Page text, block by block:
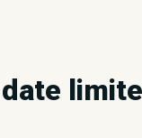
limite